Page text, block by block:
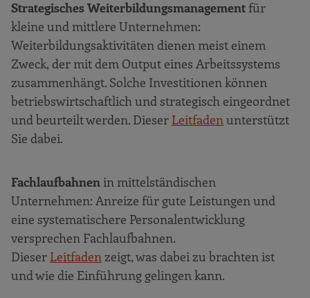
Strategisches Weiterbildungsmanagementfür
kleine und mittlere Unternehmen:
Weiterbildungsaktivitäten dienen meist einem
Zweck, der mit dem Output eines Arbeitssystems
zusammenhängt. Solche Investitionen können
betriebswirtschaftlich und strategisch eingeordnet
und beurteilt werden. Dieser Leitfadenunterstützt
Sie dabei.
Fachlaufbahnen in mittelständischen
Unternehmen: Anreize für gute Leistungen und
eine systematischere Personalentwicklung
versprechen Fachlaufbahnen.
Dieser Leitfadenzeigt, was dabei zu brachten ist
und wie die Einführung gelingen kann.